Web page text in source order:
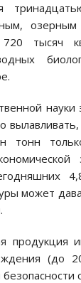
тысяч
может
продукция
(до